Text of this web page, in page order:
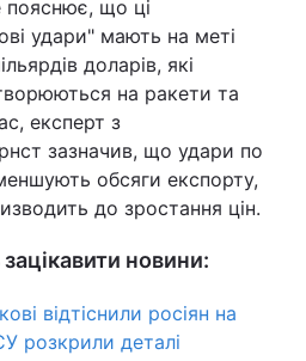
пояснює, що ці
удари" мають на меті
доларів, які
на ракети та
експерт з
зазначив, що удари по
обсяги експорту,
до зростання цін.
новини:
відтіснили росіян на
розкрили деталі